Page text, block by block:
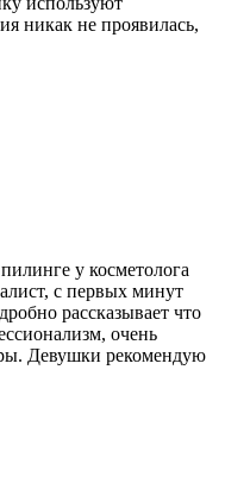
никак не проявилась,
у косметолога
с первых минут
рассказывает что
очень
Девушки рекомендую